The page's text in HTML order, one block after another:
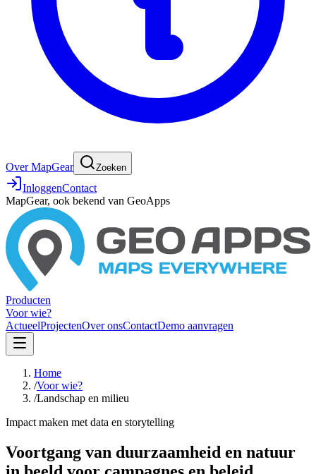
Over MapGear Zoeken
InloggenContact
MapGear, ook bekend van GeoApps
Producten
Voor wie?
ActueelProjectenOver onsContactDemo aanvragen
Home
/Voor wie?
/Landschap en milieu
Impact maken met data en storytelling
Voortgang van duurzaamheid en natuur